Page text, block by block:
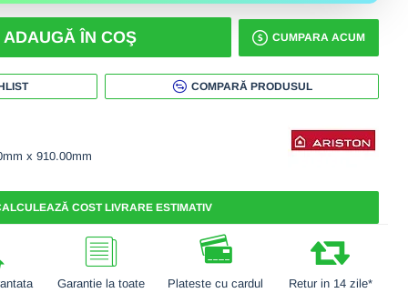
x 910.00mm
ADAUGĂ ÎN COŞ CUMPARA ACUM
COMPARĂ PRODUSUL
COST LIVRARE ESTIMATIV
Garantie la toate
Plateste cu cardul
Retur in 14 zile*